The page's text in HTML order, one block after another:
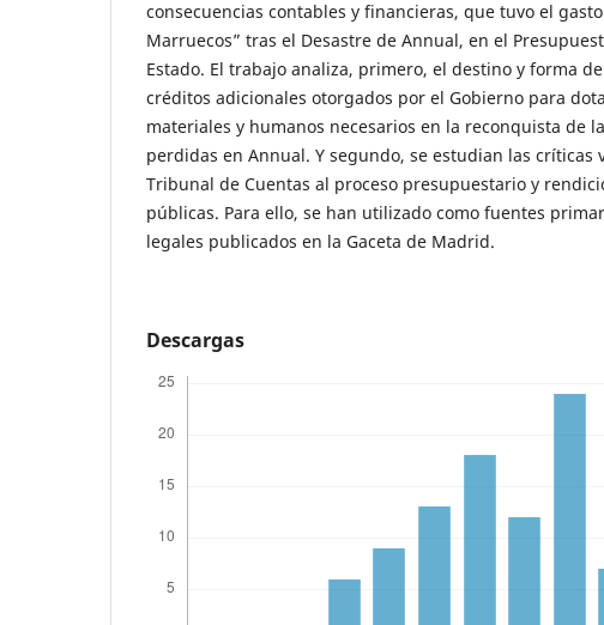
consecuencias contables y financieras, que tuvo el
Marruecos” tras el Desastre de Annual, en el
Estado. El trabajo analiza, primero, el destino y forma
créditos adicionales otorgados por el Gobierno para
materiales y humanos necesarios en la reconquista de
perdidas en Annual. Y segundo, se estudian las críticas
Tribunal de Cuentas al proceso presupuestario y
públicas. Para ello, se han utilizado como fuentes
legales publicados en la Gaceta de Madrid.
Descargas